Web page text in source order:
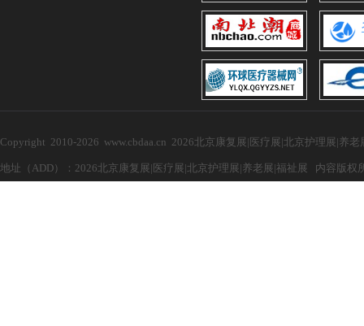
Copyright 2010-2026 www.cbdaa.cn 2026北京康复展|医疗展|北京护理展|
地址（ADD）：2026北京康复展|医疗展|北京护理展|养老展|福祉展 内容版